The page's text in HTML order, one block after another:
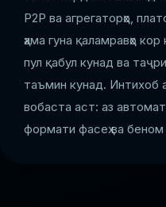
P2P ва агрегаторҳо,
ҳама гуна қаламравҳо
пул қабул кунад ва
таъмин кунад. Интихоб
вобаста аст: аз
формати фасеҳ ва беном